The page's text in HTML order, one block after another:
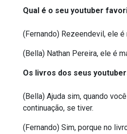
Qual é o seu youtuber
(Fernando) Rezeendevil, ele
(Bella) Nathan Pereira, ele é
Os livros dos seus
(Bella) Ajuda sim, quando
continuação, se tiver.
(Fernando) Sim, porque no